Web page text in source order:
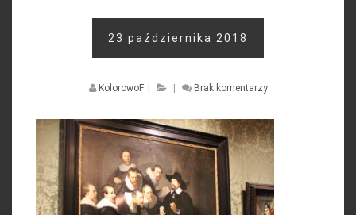
23 października 2018
KolorowoF Brak komentarzy